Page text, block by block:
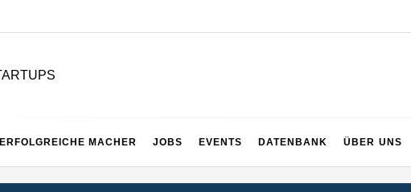
ERFOLGREICHE MACHER JOBS EVENTS DATENBANK ÜBER UNS